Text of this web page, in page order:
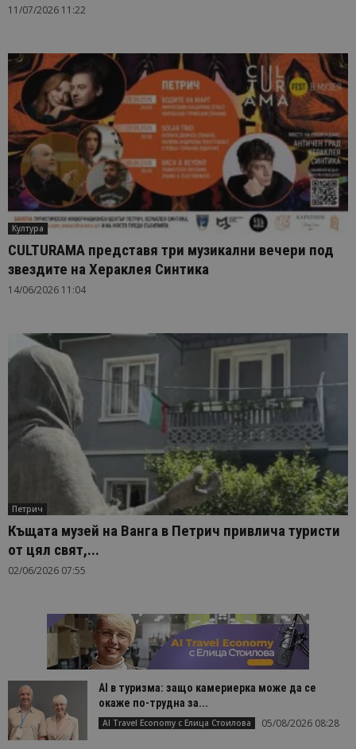
11/07/2026 11:22
Култура
CULTURAMA представя три музикални вечери под
звездите на Хераклея Синтика
14/06/2026 11:04
Петрич
Къщата музей на Ванга в Петрич привлича туристи
от цял свят,...
02/06/2026 07:55
AI в туризма: защо камериерка може да се
окаже по-трудна за...
AI Travel Economy с Елица Стоилова 05/08/2026 08:28